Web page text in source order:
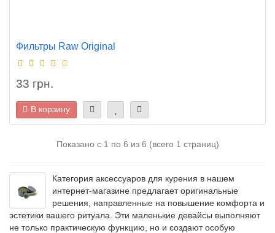
Фильтры Raw Original
33 грн.
В корзину
Показано с 1 по 6 из 6 (всего 1 страниц)
Категория аксессуаров для курения в нашем
интернет-магазине предлагает оригинальные
решения, направленные на повышение комфорта и
эстетики вашего ритуала. Эти маленькие девайсы выполняют
не только практическую функцию, но и создают особую